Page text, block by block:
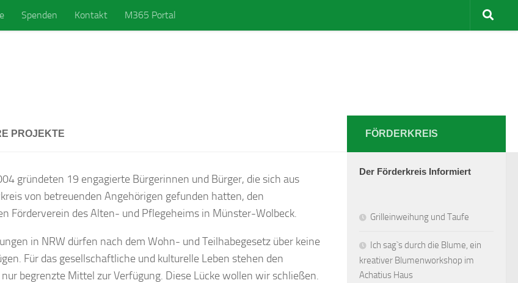
Spenden Kontakt M365 Portal
PROJEKTE
gründeten 19 engagierte Bürgerinnen und Bürger, die sich aus
von betreuenden Angehörigen gefunden hatten, den
Förderverein des Alten- und Pflegeheims in Münster-Wolbeck.
in NRW dürfen nach dem Wohn- und Teilhabegesetz über keine
Für das gesellschaftliche und kulturelle Leben stehen den
begrenzte Mittel zur Verfügung. Diese Lücke wollen wir schließen.
FÖRDERKREIS
Der Förderkreis Informiert
Grilleinweihung und Taufe
Ich sag`s durch die Blume, ein
kreativer Blumenworkshop im
Achatius Haus